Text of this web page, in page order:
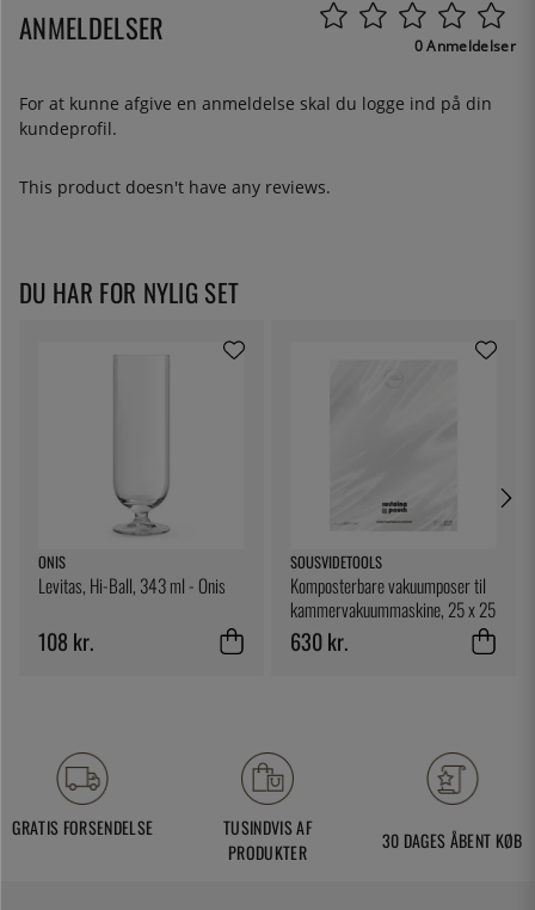
ANMELDELSER 0 Anmeldelser
For at kunne afgive en anmeldelse skal du logge ind på din
kundeprofil.
This product doesn't have any reviews.
DU HAR FOR NYLIG SET
ONIS
Levitas, Hi-Ball, 343 ml - Onis
108 kr.
SOUSVIDETOOLS
Komposterbare vakuumposer til
kammervakuummaskine, 25 x 25
cm, 200-pak - SousVideTools
630 kr.
GRATIS FORSENDELSE
TUSINDVIS AF
PRODUKTER
30 DAGES ÅBENT KØB